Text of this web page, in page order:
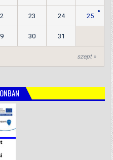
szept »
23 24 25
30 31